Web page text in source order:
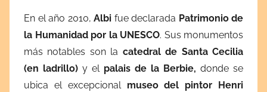
,
2
0
2
3
En el año 2010, Albi fue declarada Patrimonio de
la Humanidad por la UNESCO. Sus monumentos
más notables son la catedral de Santa Cecilia
(en ladrillo) y elpalais de la Berbie, donde se
ubica el excepcionalmuseo del pintor Henri